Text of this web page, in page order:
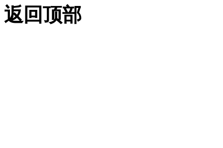
返回顶部